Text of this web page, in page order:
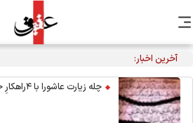
آخرین اخبار: تکذیب نقل قول منتسب به رهبر
چله زیارت عاشورا با ۴راهکارِ خاص